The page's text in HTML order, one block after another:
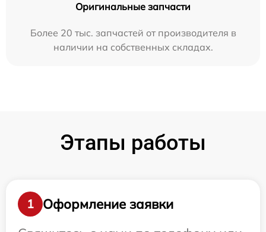
Оригинальные запчасти
Более 20 тыс. запчастей от производителя в
наличии на собственных складах.
Этапы работы
1
Оформление заявки